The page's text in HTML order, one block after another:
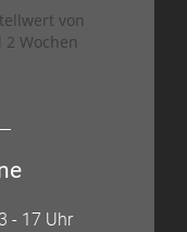
von
Wochen
- 17 Uhr